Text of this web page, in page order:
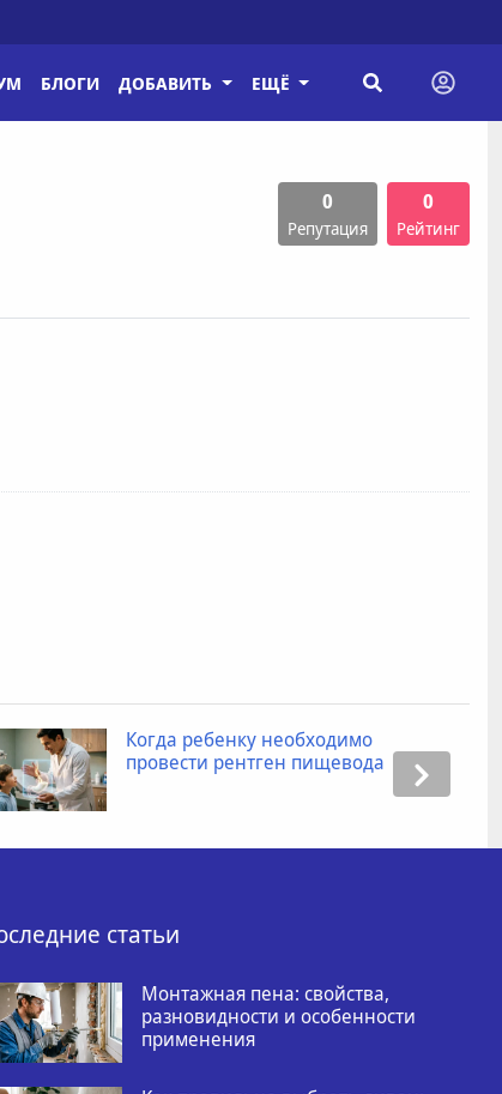
БЛОГИ ДОБАВИТЬ ЕЩЁ
0
Репутация
0
Рейтинг
Когда ребенку необходимо
провести рентген пищевода
статьи
Монтажная пена: свойства,
разновидности и особенности
применения